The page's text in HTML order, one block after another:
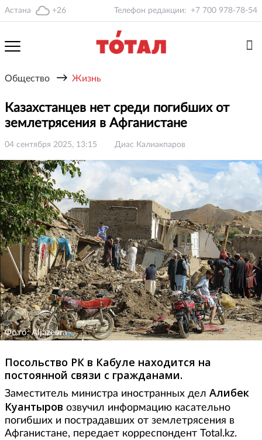
Астана +26 Телефон редакции: +7 700 978-78-54
Общество → Жизнь
Казахстанцев нет среди погибших от
землетрясения в Афганистане
04 сентября 2025, 13:15 Диас Калиакпаров
Фото: Aljazeera
Посольство РК в Кабуле находится на
постоянной связи с гражданами.
Заместитель министра иностранных дел Алибек
Куантыров озвучил информацию касательно
погибших и пострадавших от землетрясения в
Афганистане, передает корреспондент Total.kz.